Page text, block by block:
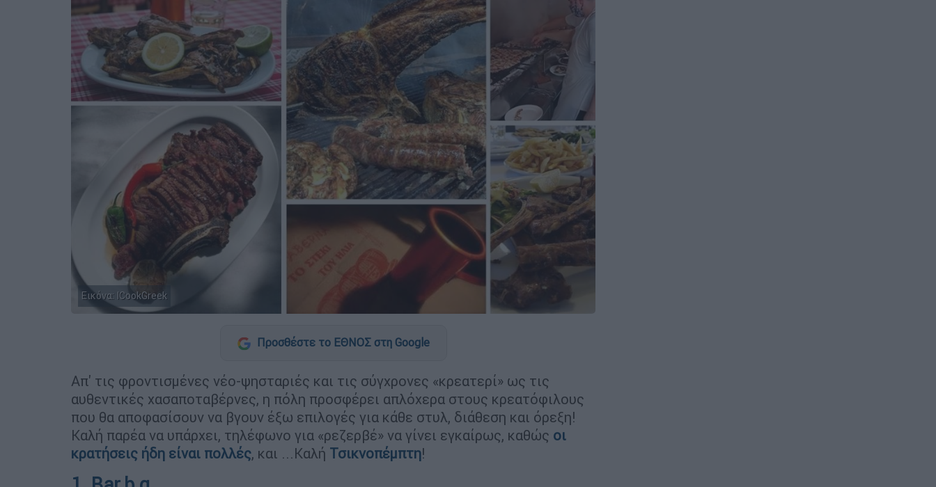
Εικόνα: ICookGreek
Προσθέστε το ΕΘΝΟΣ στη Google
Απ' τις φροντισμένες νέο-ψησταριές και τις σύγχρονες «κρεατερί» ως τις
αυθεντικές χασαποταβέρνες, η πόλη προσφέρει απλόχερα στους κρεατόφιλους
που θα αποφασίσουν να βγουν έξω επιλογές για κάθε στυλ, διάθεση και όρεξη!
Καλή παρέα να υπάρχει, τηλέφωνο για «ρεζερβέ» να γίνει εγκαίρως, καθώς οι
κρατήσεις ήδη είναι πολλές, και ...Καλή Τσικνοπέμπτη!